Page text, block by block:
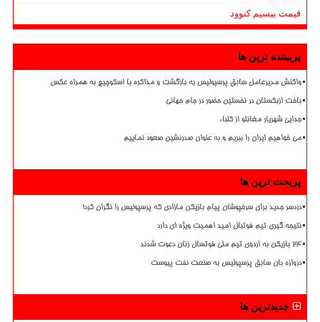
قیمت بیسیم کنوود
پربیننده ترین ها
واکنش مدیرعامل سابق پرسپولیس به بازگشت و مذاکره با اسکوچیچ به همراه عکس
باخت ازبکستان در نخستین حضور در جام جهانی
جدایی شهریار مغانلو از کلباء
می خواهیم ایران را ببریم و به عنوان صدرنشین صعود نماییم
پربحث ترین ها
دردسر جدید برای سرخپوشان پیام بازیکن مازادی که پرسپولیس را نگران کرد!
نتیجه گیری تیم فوتبال امید اهمیت ویژه ای دارد
۲۴ بازیکن به اردوی تیم ملی فوتسال زنان دعوت شدند
دروازه بان سابق پرسپولیس به صنعت نفت پیوست
جدیدترین ها